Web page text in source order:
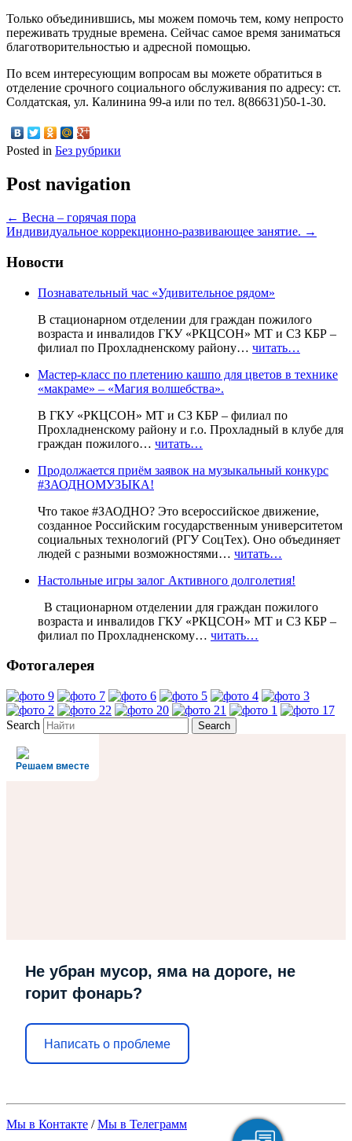
Только объединившись, мы можем помочь тем, кому непросто
переживать трудные времена. Сейчас самое время заниматься
благотворительностью и адресной помощью.
По всем интересующим вопросам вы можете обратиться в
отделение срочного социального обслуживания по адресу: ст.
Солдатская, ул. Калинина 99-а или по тел. 8(86631)50-1-30.
Posted in Без рубрики
Post navigation
← Весна – горячая пора
Индивидуальное коррекционно-развивающее занятие. →
Новости
Познавательный час «Удивительное рядом»
В стационарном отделении для граждан пожилого
возраста и инвалидов ГКУ «РКЦСОН» МТ и СЗ КБР –
филиал по Прохладненскому району… читать…
Мастер-класс по плетению кашпо для цветов в технике
«макраме» – «Магия волшебства».
В ГКУ «РКЦСОН» МТ и СЗ КБР – филиал по
Прохладненскому району и г.о. Прохладный в клубе для
граждан пожилого… читать…
Продолжается приём заявок на музыкальный конкурс
#ЗАОДНОМУЗЫКА!
Что такое #ЗАОДНО? Это всероссийское движение,
созданное Российским государственным университетом
социальных технологий (РГУ СоцТех). Оно объединяет
людей с разными возможностями… читать…
Настольные игры залог Активного долголетия!
В стационарном отделении для граждан пожилого
возраста и инвалидов ГКУ «РКЦСОН» МТ и СЗ КБР –
филиал по Прохладненскому… читать…
Фотогалерея
Search
Решаем вместе
Не убран мусор, яма на дороге, не
горит фонарь?
Написать о проблеме
Мы в Контакте /Мы в Телеграмм